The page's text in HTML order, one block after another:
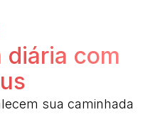
diária com
sua caminhada